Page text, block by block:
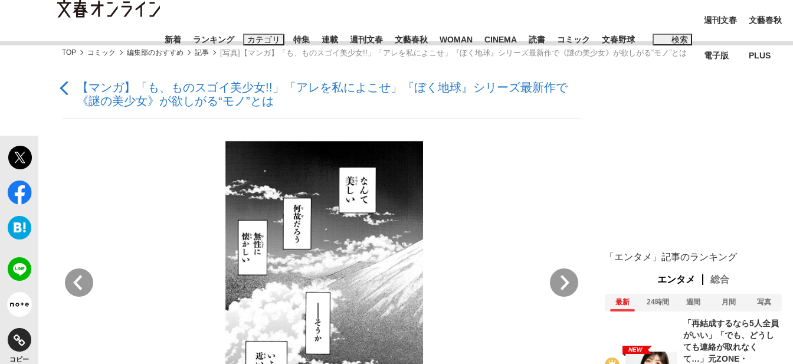
新着 ランキング カテゴリ
「90%は失敗する。でも…」本田圭佑が初めて明かした日本代表監督に...
特集 連載 週刊文春 文藝春秋 WOMAN CINEMA 読書 コミック 文春野球 検索
#藤田晋 #三山凌輝 #高市早苗 #後藤真希 #森岡毅
週刊文春
電子版
文藝春秋
PLUS
TOP コミック 編集部のおすすめ 記事 [写真]【マンガ】「も、ものスゴイ美少女!!」「アレを私によこせ」『ぼく地球』シリーズ最新作で《謎の美少女》が欲しがる“モノ”とは
【マンガ】「も、ものスゴイ美少女!!」「アレを私によこせ」『ぼく地球』シリーズ最新作で
《謎の美少女》が欲しがる“モノ”とは
コピー
「エンタメ」記事のランキング
エンタメ 総合
最新 24時間 週間 月間 写真
NEW
「再結成するなら5人全員
がいい」「でも、どうし
ても連絡が取れなく
て…」元ZONE・